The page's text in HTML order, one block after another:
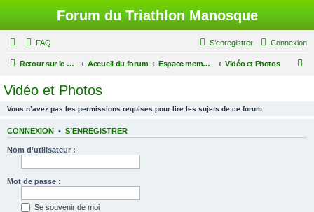
Forum du Triathlon Manosque
FAQ Connexion
S’enregistrer
Retour sur le site du Triathlon Accueil du forum Espace membres du Triathlon de Manosque Vidéo et Photos
Vidéo et Photos
Vous n’avez pas les permissions requises pour lire les sujets de ce forum.
CONNEXION • S’ENREGISTRER
Nom d’utilisateur :
Mot de passe :
Se souvenir de moi